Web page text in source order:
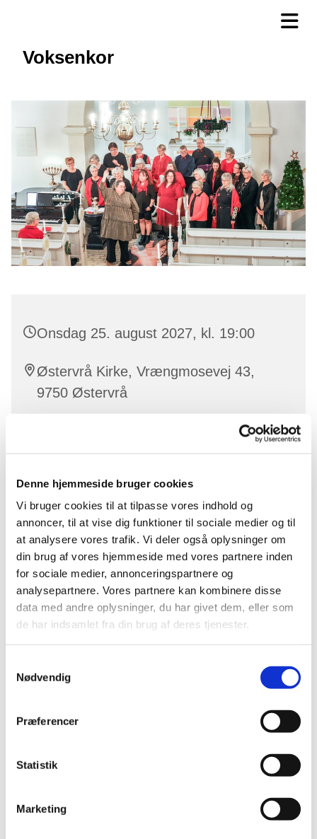
Denne hjemmeside bruger cookies
Vi bruger cookies til at tilpasse vores indhold og
annoncer, til at vise dig funktioner til sociale medier og til
at analysere vores trafik. Vi deler også oplysninger om
din brug af vores hjemmeside med vores partnere inden
for sociale medier, annonceringspartnere og
analysepartnere. Vores partnere kan kombinere disse
data med andre oplysninger, du har givet dem, eller som
de har indsamlet fra din brug af deres tjenester.
Nødvendig
Præferencer
Statistik
Marketing
Voksenkor
Onsdag 25. august 2027, kl. 19:00
Østervrå Kirke, Vrængmosevej 43,
9750 Østervrå
I voksenkoret synger vi viser, sange, gospel og pop i
to, tre eller fire stemmer.
Alle kan være med – der er altid plads til nye!